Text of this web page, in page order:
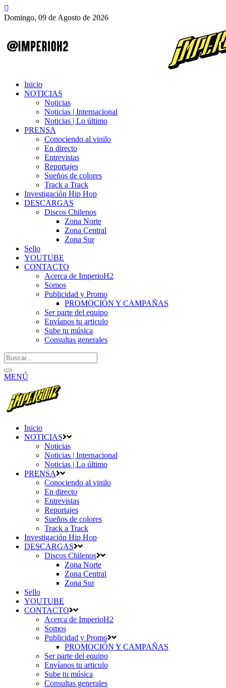
Domingo, 09 de Agosto de 2026
Inicio
NOTICIAS
Noticias
Noticias | Internacional
Noticias | Lo último
PRENSA
Conociendo al vinilo
En directo
Entrevistas
Reportajes
Sueños de colores
Track a Track
Investigación Hip Hop
DESCARGAS
Discos Chilenos
Zona Norte
Zona Central
Zona Sur
Sello
YOUTUBE
CONTACTO
Acerca de ImperioH2
Somos
Publicidad y Promo
PROMOCIÓN Y CAMPAÑAS
Ser parte del equipo
Envíanos tu articulo
Sube tu música
Consultas generales
MENÚ
Inicio
NOTICIAS
Noticias
Noticias | Internacional
Noticias | Lo último
PRENSA
Conociendo al vinilo
En directo
Entrevistas
Reportajes
Sueños de colores
Track a Track
Investigación Hip Hop
DESCARGAS
Discos Chilenos
Zona Norte
Zona Central
Zona Sur
Sello
YOUTUBE
CONTACTO
Acerca de ImperioH2
Somos
Publicidad y Promo
PROMOCIÓN Y CAMPAÑAS
Ser parte del equipo
Envíanos tu articulo
Sube tu música
Consultas generales